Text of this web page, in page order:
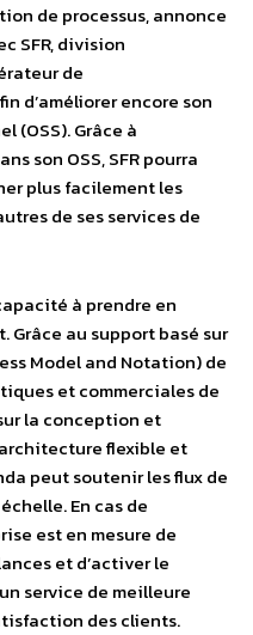
de processus, annonce
SFR, division
de
d’améliorer encore son
(OSS). Grâce à
son OSS, SFR pourra
plus facilement les
de ses services de
à prendre en
Grâce au support basé sur
Model and Notation) de
et commerciales de
la conception et
flexible et
peut soutenir les flux de
En cas de
est en mesure de
et d’activer le
service de meilleure
des clients.